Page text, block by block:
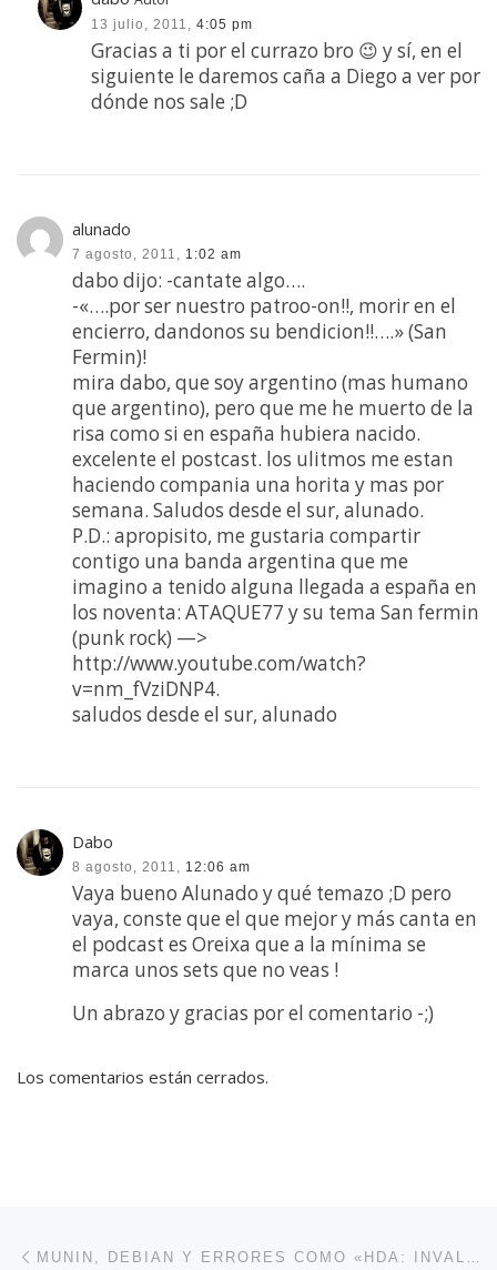
13 julio, 2011, 4:05 pm
Gracias a ti por el currazo bro 😉 y sí, en el
siguiente le daremos caña a Diego a ver por
dónde nos sale ;D
alunado
7 agosto, 2011, 1:02 am
dabo dijo: -cantate algo….
-«….por ser nuestro patroo-on!!, morir en el
encierro, dandonos su bendicion!!….» (San
Fermin)!
mira dabo, que soy argentino (mas humano
que argentino), pero que me he muerto de la
risa como si en españa hubiera nacido.
excelente el postcast. los ulitmos me estan
haciendo compania una horita y mas por
semana. Saludos desde el sur, alunado.
P.D.: apropisito, me gustaria compartir
contigo una banda argentina que me
imagino a tenido alguna llegada a españa en
los noventa: ATAQUE77 y su tema San fermin
(punk rock) —>
http://www.youtube.com/watch?
v=nm_fVziDNP4.
saludos desde el sur, alunado
Dabo
8 agosto, 2011, 12:06 am
Vaya bueno Alunado y qué temazo ;D pero
vaya, conste que el que mejor y más canta en
el podcast es Oreixa que a la mínima se
marca unos sets que no veas !
Un abrazo y gracias por el comentario -;)
Los comentarios están cerrados.
Navegación de entradas